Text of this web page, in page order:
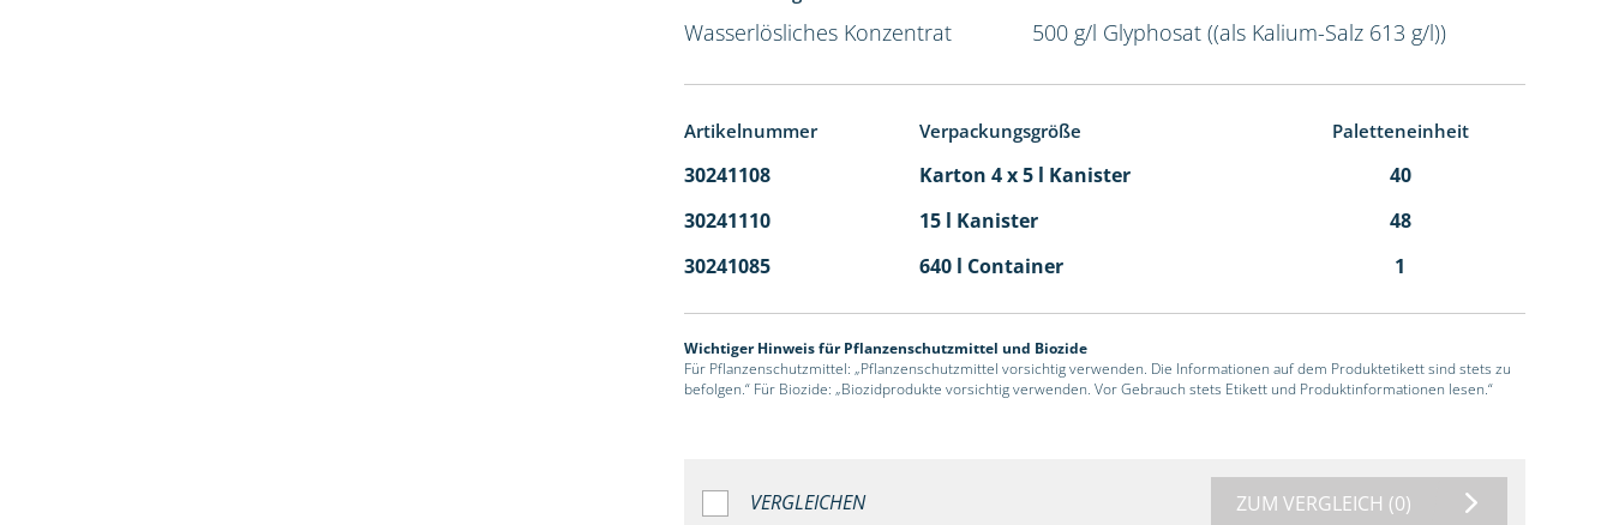
Wasserlösliches Konzentrat 500 g/l Glyphosat ((als Kalium-Salz 613 g/l))
Artikelnummer Verpackungsgröße Paletteneinheit
30241108 Karton 4 x 5 l Kanister
40
30241110
15 l Kanister
48
30241085
640 l Container 1
Wichtiger Hinweis für Pflanzenschutzmittel und Biozide
Für Pflanzenschutzmittel: „Pflanzenschutzmittel vorsichtig verwenden. Die Informationen auf dem Produktetikett sind stets zu
befolgen.“ Für Biozide: „Biozidprodukte vorsichtig verwenden. Vor Gebrauch stets Etikett und Produktinformationen lesen.“
VERGLEICHEN ZUM VERGLEICH (0)